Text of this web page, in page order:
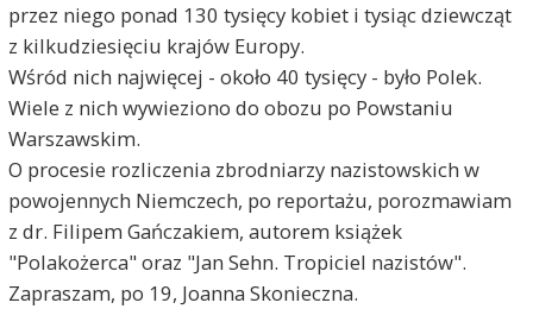
przez niego ponad 130 tysięcy kobiet i tysiąc dziewcząt
z kilkudziesięciu krajów Europy.
Wśród nich najwięcej - około 40 tysięcy - było Polek.
Wiele z nich wywieziono do obozu po Powstaniu
Warszawskim.
O procesie rozliczenia zbrodniarzy nazistowskich w
powojennych Niemczech, po reportażu, porozmawiam
z dr. Filipem Gańczakiem, autorem książek
"Polakożerca" oraz "Jan Sehn. Tropiciel nazistów".
Zapraszam, po 19, Joanna Skonieczna.